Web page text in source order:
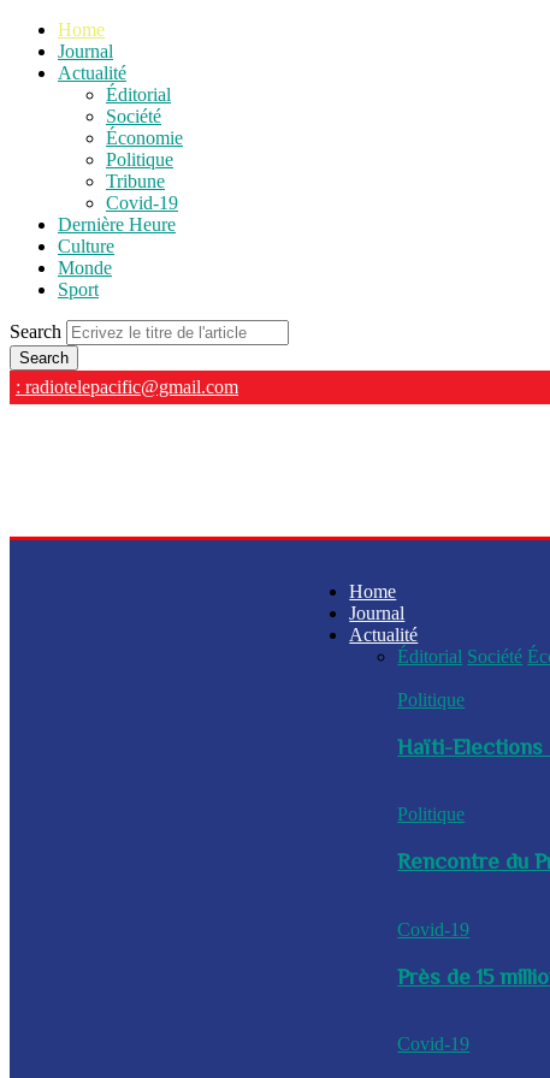
Home
Journal
Actualité
Éditorial
Société
Économie
Politique
Tribune
Covid-19
Dernière Heure
Culture
Monde
Sport
Search
: radiotelepacific@gmail.com
Home
Journal
Actualité
Éditorial Société
Politique
Haïti-Elections
Politique
Rencontre du
Covid-19
Près de 15
Covid-19